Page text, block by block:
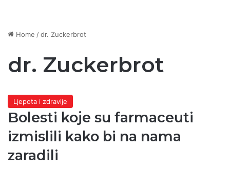
Home /dr. Zuckerbrot
dr. Zuckerbrot
Ljepota i zdravlje
Bolesti koje su farmaceuti
izmislili kako bi na nama
zaradili